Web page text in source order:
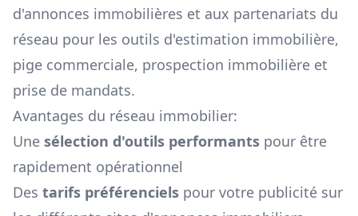
d'annonces immobilières et aux partenariats du
réseau pour les outils d'estimation immobilière,
pige commerciale, prospection immobilière et
prise de mandats.
Avantages du réseau immobilier:
Une sélection d'outils performants pour être
rapidement opérationnel
Des tarifs préférenciels pour votre publicité sur